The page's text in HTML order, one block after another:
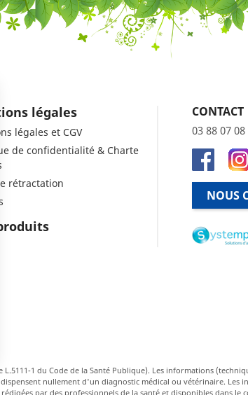
légales
légales et CGV
de confidentialité & Charte
rétractation
CONTACT
03 88 07 08
NOUS
1 du Code de la Santé Publique). Les informations
nullement d'un diagnostic médical ou vétérinaire. Les
par des professionnels de la santé et disponibles dans